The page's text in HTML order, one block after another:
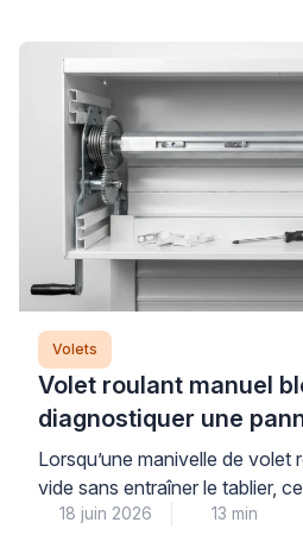
réellement performante
équipements aux matériaux
stratégie d’ouverture-
l’association avec des
Volets
Volet roulant manuel
diagnostiquer une
ou de treuil
Lorsqu’une manivelle de volet
vide sans entraîner le tablier,
généralement un problème au
18 juin 2026 13 min